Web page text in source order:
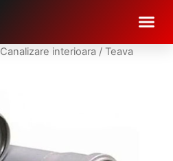
Canalizare interioara / Teava